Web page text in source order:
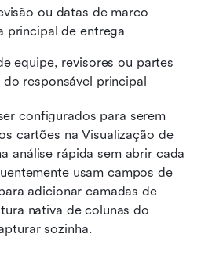
ou datas de marco
principal de entrega
equipe, revisores ou partes
do responsável principal
configurados para serem
cartões na Visualização de
análise rápida sem abrir cada
usam campos de
adicionar camadas de
nativa de colunas do
sozinha.